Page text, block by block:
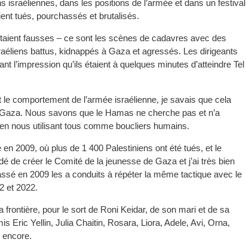
israéliennes, dans les positions de l’armée et dans un festival
tués, pourchassés et brutalisés.
fausses – ce sont les scènes de cadavres avec des
battus, kidnappés à Gaza et agressés. Les dirigeants
l’impression qu’ils étaient à quelques minutes d’atteindre Tel
comportement de l’armée israélienne, je savais que cela
Nous savons que le Hamas ne cherche pas et n’a
nous utilisant tous comme boucliers humains.
2009, où plus de 1 400 Palestiniens ont été tués, et le
de créer le Comité de la jeunesse de Gaza et j’ai très bien
en 2009 les a conduits à répéter la même tactique avec le
et 2022.
pour le sort de Roni Keidar, de son mari et de sa
Eric Yellin, Julia Chaitin, Rosara, Liora, Adele, Avi, Orna,
encore.